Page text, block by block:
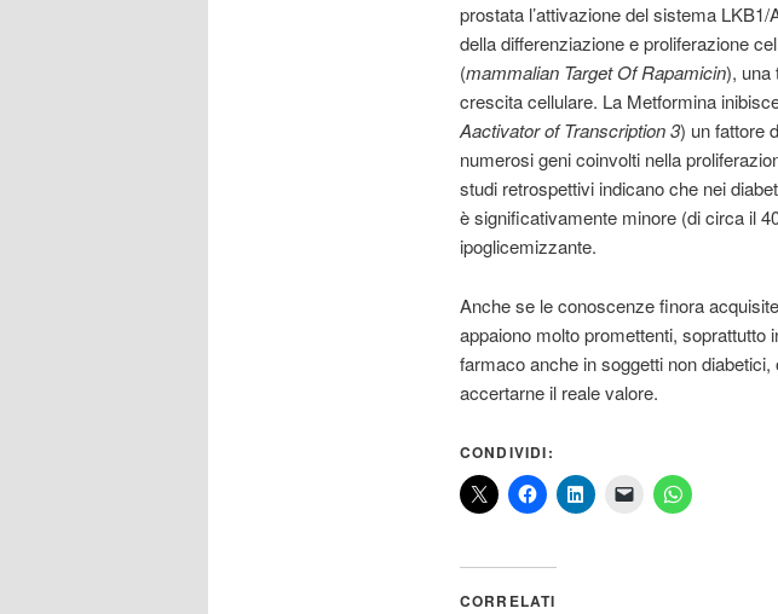
prostata l’attivazione del sistema
della differenziazione e proliferazione
(mammalian Target Of Rapamicin), una
crescita cellulare. La Metformina
Aactivator of Transcription 3) un fattore
numerosi geni coinvolti nella
studi retrospettivi indicano che nei
è significativamente minore (di circa il
ipoglicemizzante.
Anche se le conoscenze finora
appaiono molto promettenti,
farmaco anche in soggetti non
accertarne il reale valore.
CONDIVIDI:
CORRELATI